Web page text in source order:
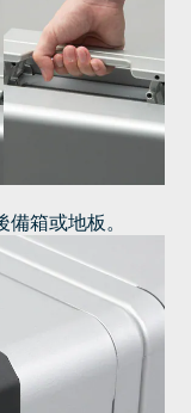
箱或地板。